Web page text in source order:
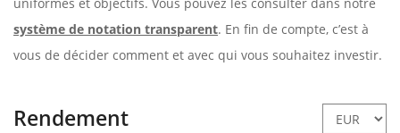
système de notation transparent. En fin de compte, c’est à
vous de décider comment et avec qui vous souhaitez investir.
Rendement